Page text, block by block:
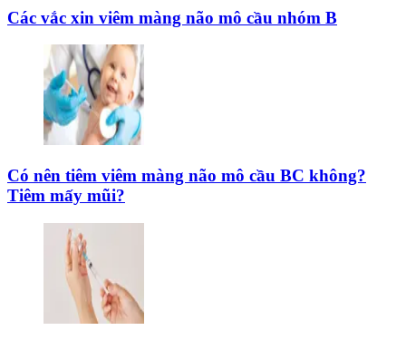
Các vắc xin viêm màng não mô cầu nhóm B
Có nên tiêm viêm màng não mô cầu BC không?
Tiêm mấy mũi?